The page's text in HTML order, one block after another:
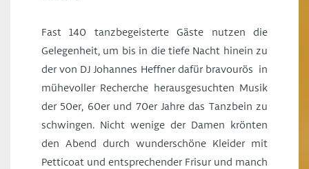
Fast 140 tanzbegeisterte Gäste nutzen die
Gelegenheit, um bis in die tiefe Nacht hinein zu
der von DJ Johannes Heffner dafür bravourös in
mühevoller Recherche herausgesuchten Musik
der 50er, 60er und 70er Jahre das Tanzbein zu
schwingen. Nicht wenige der Damen krönten
den Abend durch wunderschöne Kleider mit
Petticoat und entsprechender Frisur und manch